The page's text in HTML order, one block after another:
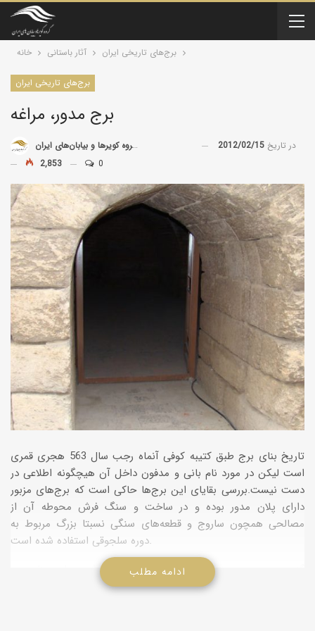
خانه آثار باستانی برج‌های تاریخی ایران
برج‌های تاریخی ایران
برج مدور، مراغه
توسط گروه کویرها و بیابان‌های ایران در تاریخ 2012/02/15
2,853
0
تاریخ بنای برج طبق كتیبه كوفی آنماه رجب سال 563 هجری قمری
است لیكن در مورد نام بانی و مدفون داخل آن هیچگونه اطلاعی در
دست نیست.بررسی بقایای این برج‌ها حاكی است كه برج‌های مزبور
دارای پلان مدور بوده و در ساخت و سنگ فرش محوطه آن از
مصالحی همچون ساروج و قطعه‌های سنگی نسبتا بزرگ مربوط به
دوره سلجوقی استفاده شده است.
گنبد مدور دومین مزار از قبرهای پنجگانه مراغه است. این بنا برجی
است مدور كه از گنبد و سقف آن چیزی بر جای نمانده و مزاری كاملا
ادامه مطلب